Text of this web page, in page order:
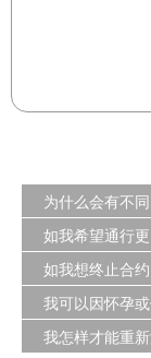
为什么会有不
如我希望通行
如我想终止合
我可以因怀孕
我怎样才能重